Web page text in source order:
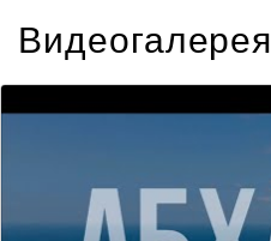
Видеогалерея